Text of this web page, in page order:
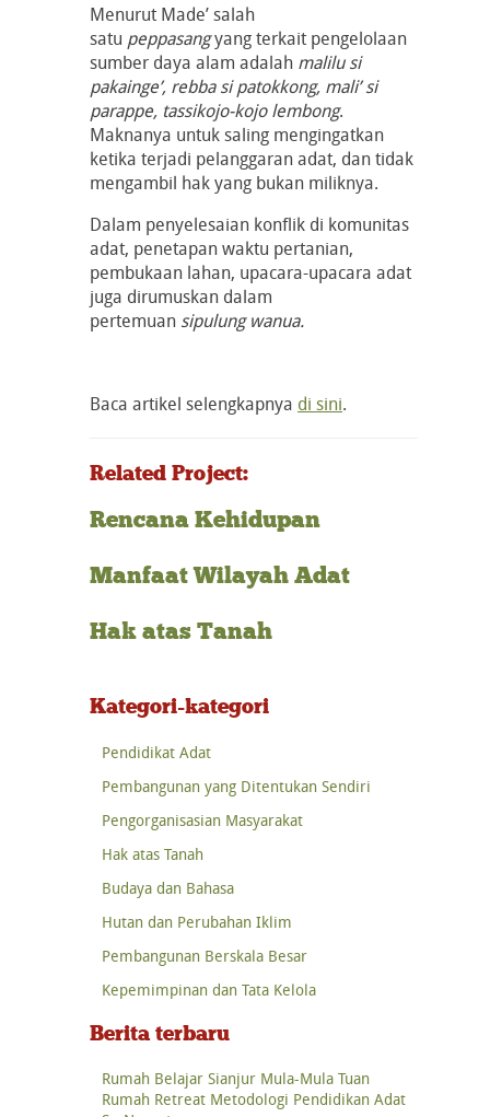
Menurut Made’ salah
satu peppasangyang terkait pengelolaan
sumber daya alam adalah malilu si
pakainge’, rebba si patokkong, mali’ si
parappe, tassikojo-kojo lembong.
Maknanya untuk saling mengingatkan
ketika terjadi pelanggaran adat, dan tidak
mengambil hak yang bukan miliknya.
Dalam penyelesaian konflik di komunitas
adat, penetapan waktu pertanian,
pembukaan lahan, upacara-upacara adat
juga dirumuskan dalam
pertemuan sipulung wanua.
Baca artikel selengkapnya di sini.
Related Project:
Rencana Kehidupan
Manfaat Wilayah Adat
Hak atas Tanah
Kategori-kategori
Pendidikat Adat
Pembangunan yang Ditentukan Sendiri
Pengorganisasian Masyarakat
Hak atas Tanah
Budaya dan Bahasa
Hutan dan Perubahan Iklim
Pembangunan Berskala Besar
Kepemimpinan dan Tata Kelola
Berita terbaru
Rumah Belajar Sianjur Mula-Mula Tuan
Rumah Retreat Metodologi Pendidikan Adat